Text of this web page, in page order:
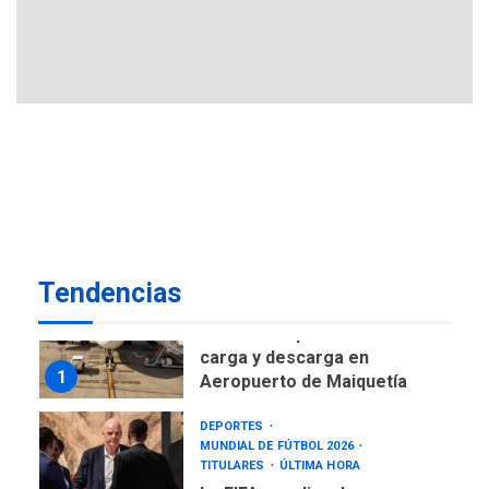
Tendencias
asegura Gustavo Duque
2
La FIFA se «disculpa» por
plan fallido de privatización
ÚLTIMA HORA
Hutíes de Yemen dicen que